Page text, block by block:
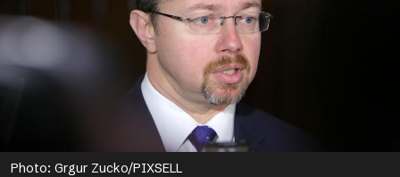
Photo: Grgur Zucko/PIXSELL